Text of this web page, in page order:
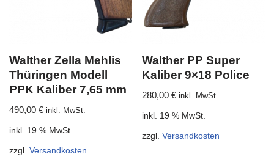
Walther Zella Mehlis
Thüringen Modell
PPK Kaliber 7,65 mm
490,00 € inkl. MwSt.
inkl. 19 % MwSt.
zzgl. Versandkosten
Walther PP Super
Kaliber 9×18 Police
280,00€ inkl. MwSt.
inkl. 19 % MwSt.
zzgl.Versandkosten